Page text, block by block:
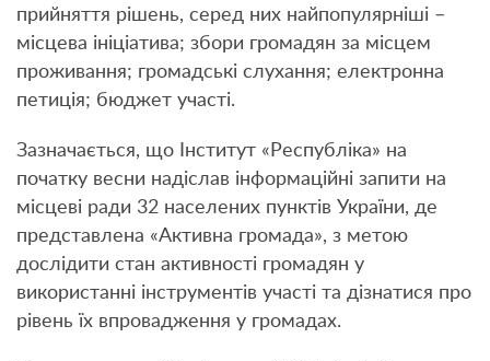
прийняття рішень, серед них найпопулярніші –
місцева ініціатива; збори громадян за місцем
проживання; громадські слухання; електронна
петиція; бюджет участі.
Зазначається, що Інститут «Республіка» на
початку весни надіслав інформаційні запити на
місцеві ради 32 населених пунктів України, де
представлена «Активна громада», з метою
дослідити стан активності громадян у
використанні інструментів участі та дізнатися про
рівень їх впровадження у громадах.